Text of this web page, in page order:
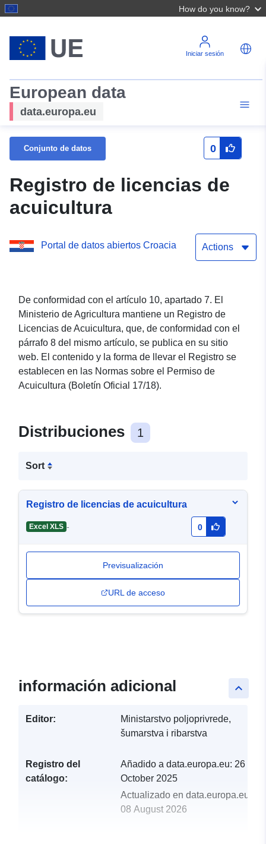
How do you know?
Iniciar sesión
European data
data.europa.eu
Conjunto de datos 0
Registro de licencias de
acuicultura
Portal de datos abiertos Croacia Actions
De conformidad con el artículo 10, apartado 7. El
Ministerio de Agricultura mantiene un Registro de
Licencias de Acuicultura, que, de conformidad con el
párrafo 8 del mismo artículo, se publica en su sitio
web. El contenido y la forma de llevar el Registro se
establecen en las Normas sobre el Permiso de
Acuicultura (Boletín Oficial 17/18).
Distribuciones 1
Sort
Registro de licencias de acuicultura
Excel XLS - 0
Previsualización
URL de acceso
keyboard_arrow_up
información adicional
Editor:
Ministarstvo poljoprivrede,
šumarstva i ribarstva
Registro del
catálogo:
Añadido a data.europa.eu: 26
October 2025
Actualizado en data.europa.eu:
08 August 2026